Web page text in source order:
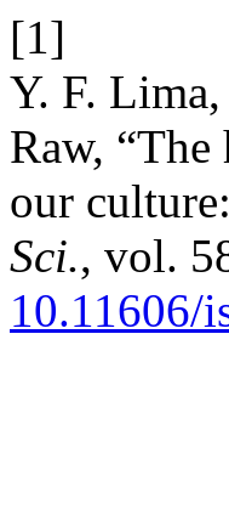
[1]
Y. F.
Raw,
our
Sci., vol.
10.11606/